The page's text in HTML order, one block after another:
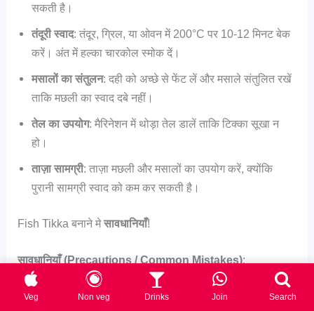
सकती है।
तंदूरी स्वाद: तंदूर, ग्रिल, या ओवन में 200°C पर 10-12 मिनट बेक
करें। अंत में हल्का चारकोल स्मोक दें।
मसालों का संतुलन: दही को अच्छे से फेंट लें और मसाले संतुलित रखें
ताकि मछली का स्वाद दबे नहीं।
तेल का उपयोग: मैरिनेशन में थोड़ा तेल डालें ताकि टिक्का सूखा न
हो।
ताज़ा सामग्री: ताज़ा मछली और मसालों का उपयोग करें, क्योंकि
पुरानी सामग्री स्वाद को कम कर सकती है।
Fish Tikka बनाने मेसावधानियाँ!
सावधानियाँ (Precautions / Common Mistakes):
मछली का ज्यादा पकना
: ज्यादा पकाने से मछली सूखी और सख्त हो
Veg Non veg Drinks Join Search